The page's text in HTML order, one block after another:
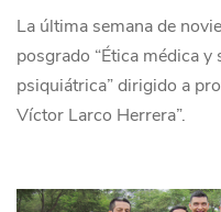
La última semana de
posgrado “Ética médica
psiquiátrica” dirigido a
Víctor Larco Herrera”.